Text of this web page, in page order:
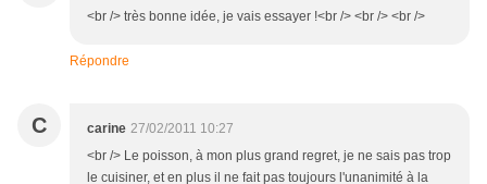
<br /> très bonne idée, je vais essayer !<br /> <br /> <br />
Répondre
C carine 27/02/2011 10:27
<br /> Le poisson, à mon plus grand regret, je ne sais pas trop
le cuisiner, et en plus il ne fait pas toujours l'unanimité à la